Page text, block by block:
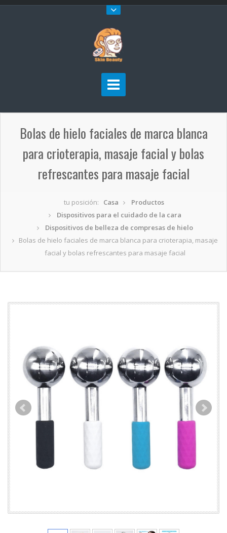
Bolas de hielo faciales de marca blanca
para crioterapia, masaje facial y bolas
refrescantes para masaje facial
tu posición: Casa
Productos
Dispositivos para el cuidado de la cara
Dispositivos de belleza de compresas de hielo
Bolas de hielo faciales de marca blanca para crioterapia, masaje
facial y bolas refrescantes para masaje facial